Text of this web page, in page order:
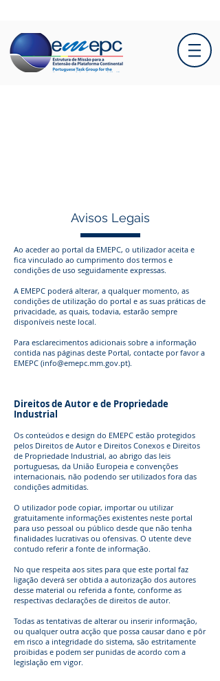
Avisos Legais
Ao aceder ao portal da EMEPC, o utilizador aceita e
fica vinculado ao cumprimento dos termos e
condições de uso seguidamente expressas.
A EMEPC poderá alterar, a qualquer momento, as
condições de utilização do portal e as suas práticas de
privacidade, as quais, todavia, estarão sempre
disponíveis neste local.
Para esclarecimentos adicionais sobre a informação
contida nas páginas deste Portal, contacte por favor a
EMEPC (info@emepc.mm.gov.pt).
Direitos de Autor e de Propriedade
Industrial
Os conteúdos e design do EMEPC estão protegidos
pelos Direitos de Autor e Direitos Conexos e Direitos
de Propriedade Industrial, ao abrigo das leis
portuguesas, da União Europeia e convenções
internacionais, não podendo ser utilizados fora das
condições admitidas.
O utilizador pode copiar, importar ou utilizar
gratuitamente informações existentes neste portal
para uso pessoal ou público desde que não tenha
finalidades lucrativas ou ofensivas. O utente deve
contudo referir a fonte de informação.
No que respeita aos sites para que este portal faz
ligação deverá ser obtida a autorização dos autores
desse material ou referida a fonte, conforme as
respectivas declarações de direitos de autor.
Todas as tentativas de alterar ou inserir informação,
ou qualquer outra acção que possa causar dano e pôr
em risco a integridade do sistema, são estritamente
proibidas e podem ser punidas de acordo com a
legislação em vigor.